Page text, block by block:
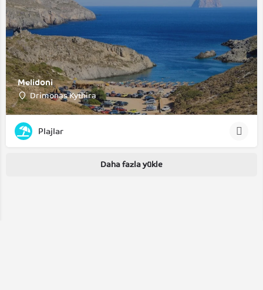
Melidoni
Drimonas Kythira
Plajlar
Daha fazla yükle